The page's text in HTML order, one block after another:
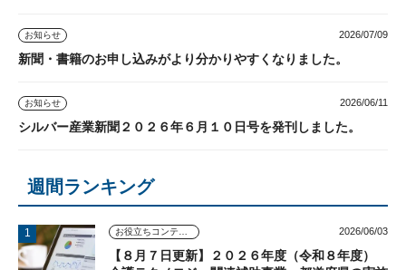
お知らせ 2026/07/09
新聞・書籍のお申し込みがより分かりやすくなりました。
お知らせ 2026/06/11
シルバー産業新聞２０２６年６月１０日号を発刊しました。
週間ランキング
2026/06/03
【８月７日更新】２０２６年度（令和８年度）